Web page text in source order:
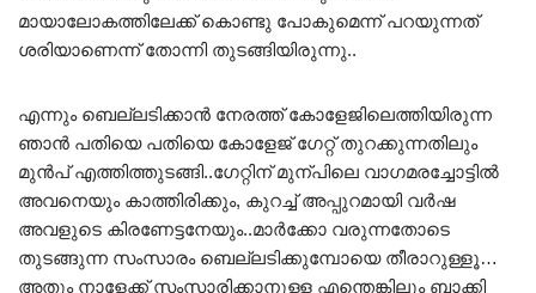
മായാലോകത്തിലേക്ക് കൊണ്ടു പോകുമെന്ന് പറയുന്നത്
ശരിയാണെന്ന് തോന്നി തുടങ്ങിയിരുന്നു..
എന്നും ബെല്ലടിക്കാൻ നേരത്ത് കോളേജിലെത്തിയിരുന്ന
ഞാൻ പതിയെ പതിയെ കോളേജ് ഗേറ്റ് തുറക്കുന്നതിലും
മുൻപ് എത്തിത്തുടങ്ങി..ഗേറ്റിന് മുന്പിലെ വാഗമരച്ചോട്ടിൽ
അവനെയും കാത്തിരിക്കും, കുറച്ച് അപ്പുറമായി വർഷ
അവളുടെ കിരണേട്ടനേയും..മാർക്കോ വരുന്നതോടെ
തുടങ്ങുന്ന സംസാരം ബെല്ലടിക്കുമ്പോയെ തീരാറുള്ളൂ…
അതും നാളേക്ക് സംസാരിക്കാനുള്ള എന്തെങ്കിലും ബാക്കി